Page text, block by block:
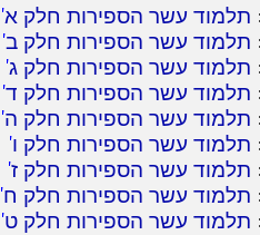
תלמוד עשר הספירות חלק א'
תלמוד עשר הספירות חלק ב'
תלמוד עשר הספירות חלק ג'
תלמוד עשר הספירות חלק ד'
תלמוד עשר הספירות חלק ה'
תלמוד עשר הספירות חלק ו'
תלמוד עשר הספירות חלק ז'
תלמוד עשר הספירות חלק ח'
תלמוד עשר הספירות חלק ט'